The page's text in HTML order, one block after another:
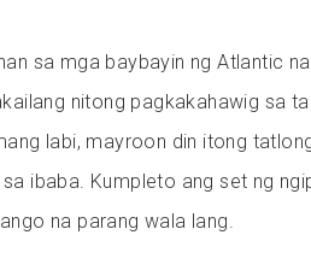
sa mga baybayin ng Atlantic na
nitong pagkakahawig sa
labi, mayroon din itong
ibaba. Kumpleto ang set ng
na parang wala lang.